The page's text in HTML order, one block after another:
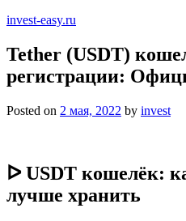
invest-easy.ru
Tether (USDT)
регистрации:
Posted on 2 мая, 2022 by invest
ᐅ USDT кошелёк:
лучше хранить